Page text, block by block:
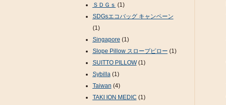
ＳＤＧｓ (1)
SDGsエコバッグ キャンペーン
(1)
Singapore (1)
Slope Pillow スロープピロー (1)
SUITTO PILLOW(1)
Sybilla(1)
Taiwan (4)
TAKI ION MEDIC (1)